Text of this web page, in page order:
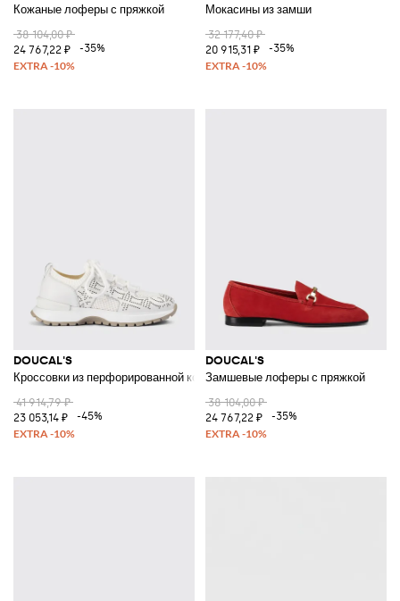
Кожаные лоферы с пряжкой
38 104,00 ₽
24 767,22 ₽
-35%
Мокасины из замши
32 177,40 ₽
20 915,31 ₽
-35%
DOUCAL'S
Кроссовки из перфорированной кожи и вязаного крючком трикотажа
41 914,79 ₽
23 053,14 ₽
-45%
DOUCAL'S
Замшевые лоферы с пряжкой
38 104,00 ₽
24 767,22 ₽
-35%